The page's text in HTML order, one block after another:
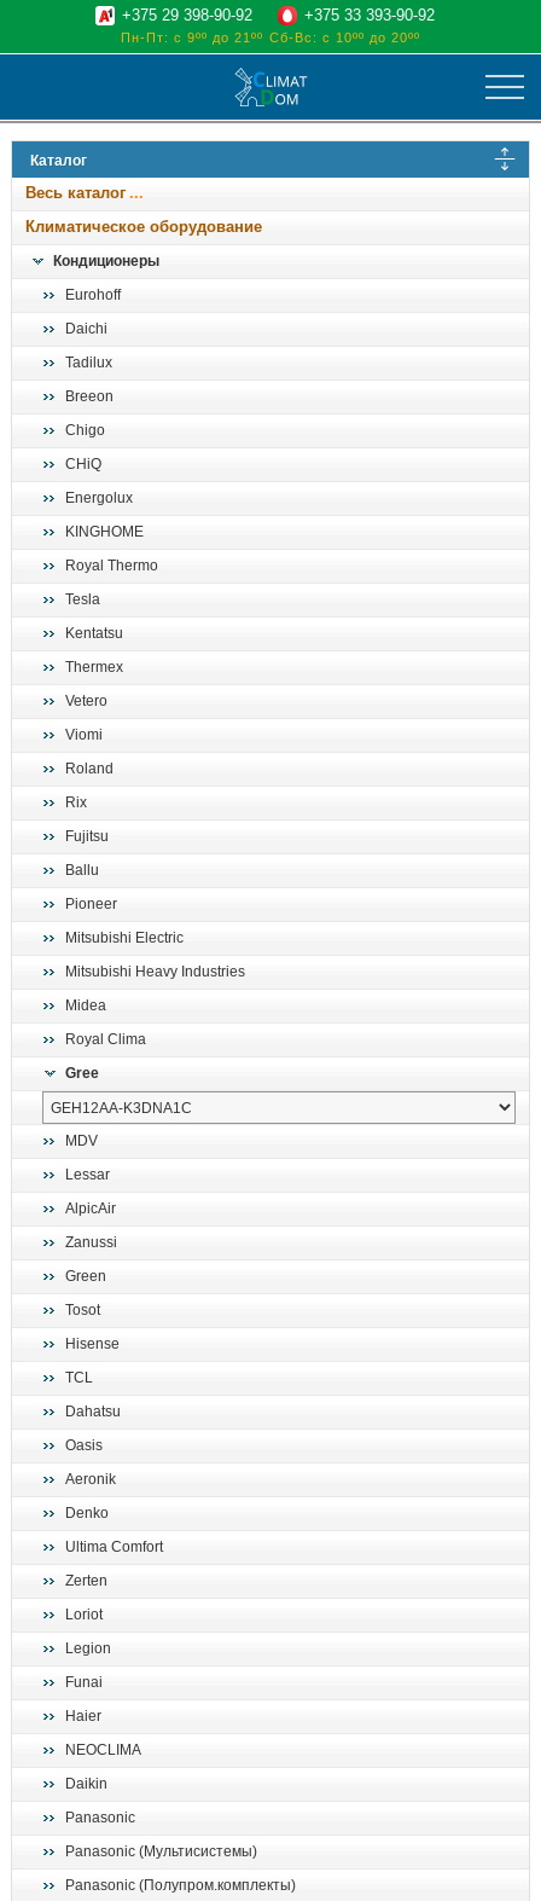
климат
отопительные котлы
водоснабжение
+375 29 398-90-92 +375 33 393-90-92
Пн-Пт: с 9ºº до 21ºº Сб-Вс: с 10ºº до 20ºº
Каталог
Весь каталог
Климатическое оборудование
Кондиционеры
Eurohoff
Daichi
Tadilux
Breeon
Chigo
CHiQ
Energolux
KINGHOME
Royal Thermo
Tesla
Kentatsu
Thermex
Vetero
Viomi
Roland
Rix
Fujitsu
Ballu
Pioneer
Mitsubishi Electric
Mitsubishi Heavy Industries
Midea
Royal Clima
Gree
MDV
Lessar
AlpicAir
Zanussi
Green
Tosot
Hisense
TCL
Dahatsu
Oasis
Aeronik
Denko
Ultima Comfort
Zerten
Loriot
Legion
Funai
Haier
NEOCLIMA
Daikin
Panasonic
Panasonic (Мультисистемы)
Panasonic (Полупром.комплекты)